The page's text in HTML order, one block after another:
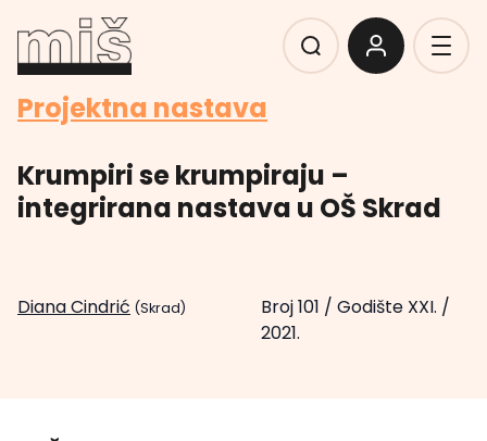
Projektna nastava
Krumpiri se krumpiraju –
integrirana nastava u OŠ Skrad
Diana Cindrić (Skrad) Broj 101 / Godište XXI. /
2021.